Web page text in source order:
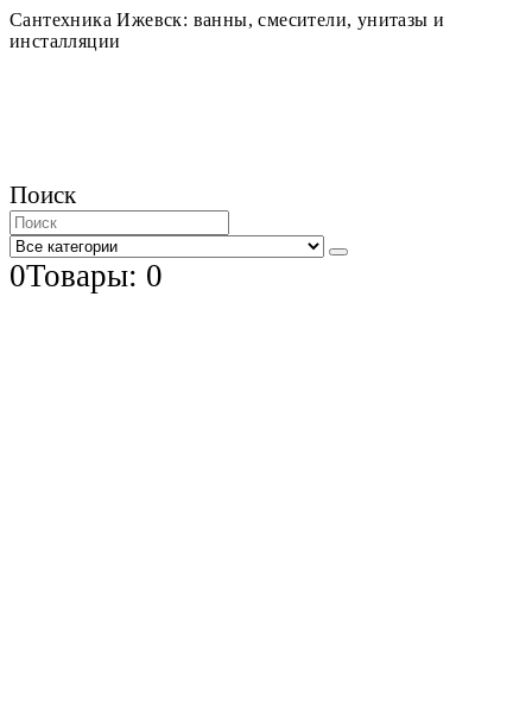
Сантехника Ижевск: ванны, смесители, унитазы и
инсталляции
Поиск
0Товары: 0